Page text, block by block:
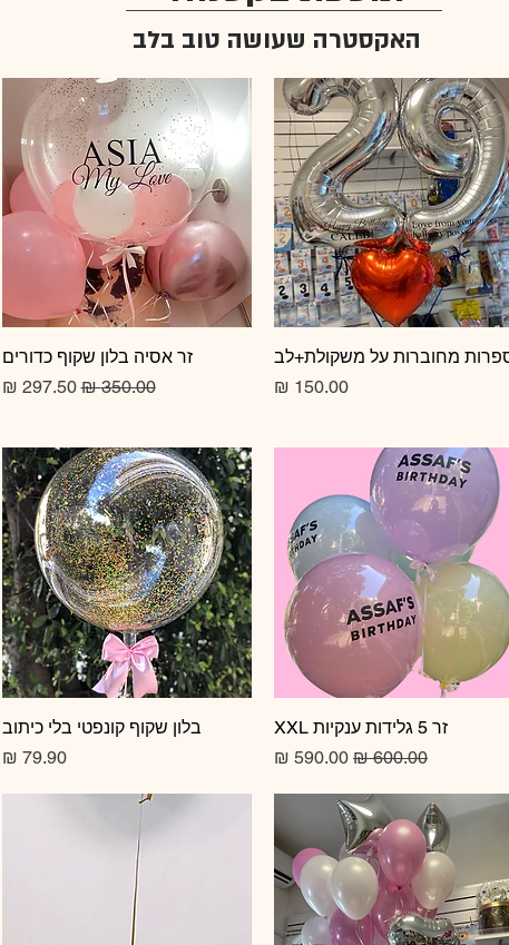
האקסטרה שעושה טוב בלב
תצוגה מהירה
מחוברות על משקולת+לב
מחיר
תצוגה מהירה
זר אסיה בלון שקוף כדורים
מחיר רגיל‏350.00 ‏₪ מחיר מבצע‏297.50 ‏₪
תצוגה מהירה
זר 5 גלידות ענקיות XXL
מחיר רגיל מחיר מבצע
תצוגה מהירה
בלון שקוף קונפטי בלי כיתוב
מחיר‏79.90 ‏₪